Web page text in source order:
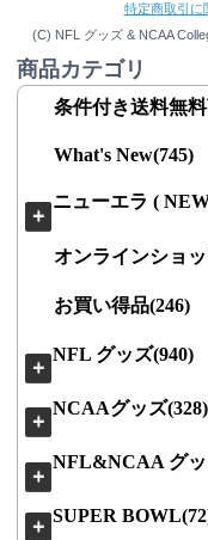
特定商取引に
(C) NFL グッズ & NCAA
商品カテゴリ
条件付き送料無
What's New(745)
＋
ニューエラ (
オンラインショ
お買い得品(246)
＋
NFL グッズ(940)
＋
NCAAグッズ(328)
＋
NFL&NCAA グッ
＋
SUPER